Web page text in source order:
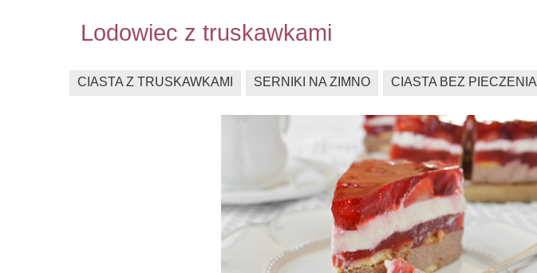
Lodowiec z truskawkami
CIASTA Z TRUSKAWKAMI SERNIKI NA ZIMNO CIASTA BEZ PIECZENIA